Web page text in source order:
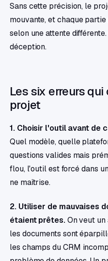
Sans cette précision, le
mouvante, et chaque
selon une attente
déception.
Les six erreurs
projet
1. Choisir l'outil avant de
Quel modèle, quelle
questions valides mais
flou, l'outil est forcé dans
ne maîtrise.
2. Utiliser de mauvaises
étaient prêtes.On veut un
les documents sont
les champs du CRM